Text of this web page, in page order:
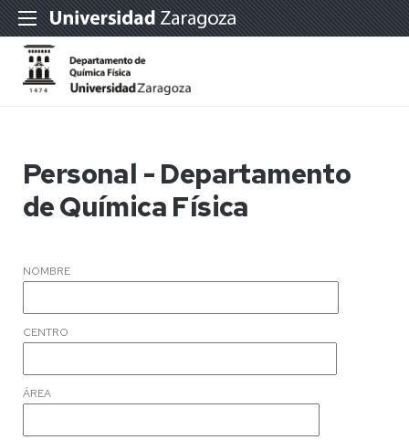
Personal - Departamento
de Química Física
NOMBRE
CENTRO
ÁREA